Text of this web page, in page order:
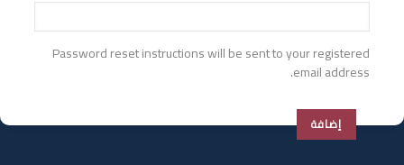
Password reset instructions will be sent to your registered
email address.